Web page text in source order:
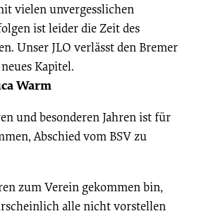
vielen unvergesslichen
ist leider die Zeit des
Unser JLO verlässt den Bremer
Kapitel.
Warm
und besonderen Jahren ist für
Abschied vom BSV zu
zum Verein gekommen bin,
alle nicht vorstellen